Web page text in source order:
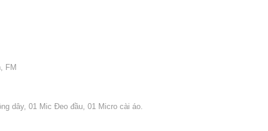
FM
dây, 01 Mic Đeo đầu, 01 Micro cài áo.